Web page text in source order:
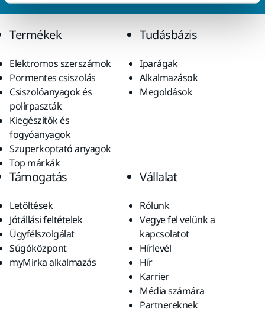
Termékek
Elektromos szerszámok
Pormentes csiszolás
Csiszolóanyagok és
polírpaszták
Kiegészítők és
fogyóanyagok
Szuperkoptató anyagok
Top márkák
Tudásbázis
Iparágak
Alkalmazások
Megoldások
Támogatás
Letöltések
Jótállási feltételek
Ügyfélszolgálat
Súgóközpont
myMirka alkalmazás
Vállalat
Rólunk
Vegye fel velünk a
kapcsolatot
Hírlevél
Hír
Karrier
Média számára
Partnereknek